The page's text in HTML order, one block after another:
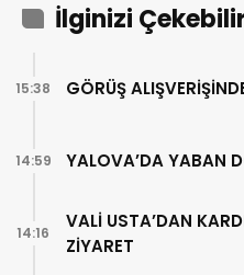
İlginizi
GÖRÜŞ
15:38
YALOVA’DA YABAN
14:59
VALİ USTA’DAN
ZİYARET
14:16